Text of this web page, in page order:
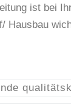
ist bei
Hausbau